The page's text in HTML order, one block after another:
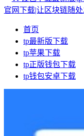
首页
tp最新版下载
tp苹果下载
tp正版钱包下载
tp钱包安卓下载